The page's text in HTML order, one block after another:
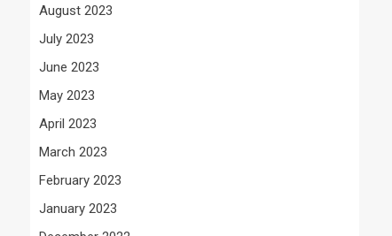
August 2023
July 2023
June 2023
May 2023
April 2023
March 2023
February 2023
January 2023